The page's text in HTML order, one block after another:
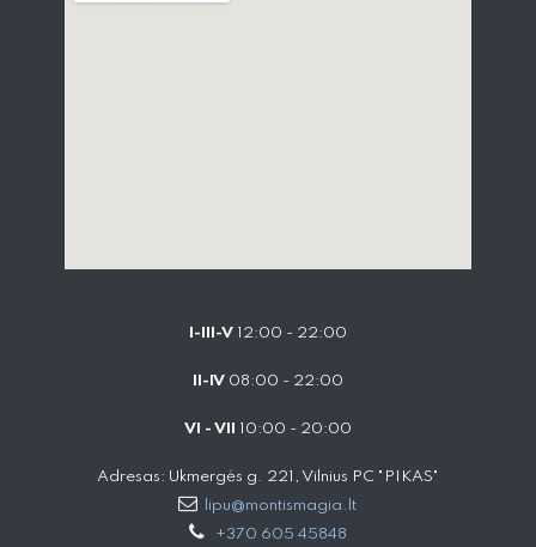
I-III-V 12:00 - 22:00
II-IV 08:00 - 22:00
VI - VII 10:00 - 20:00
Adresas: Ukmergės g. 221, Vilnius PC "PIKAS"
lipu@montismagia.lt
+370 605 45848